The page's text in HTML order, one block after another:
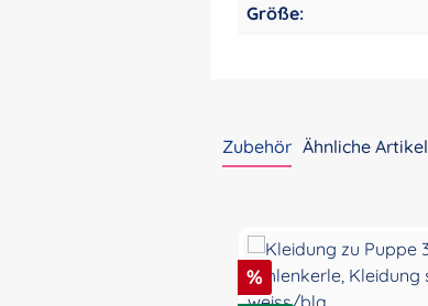
Größe:
Zubehör Ähnliche Artikel
Rabatt
%